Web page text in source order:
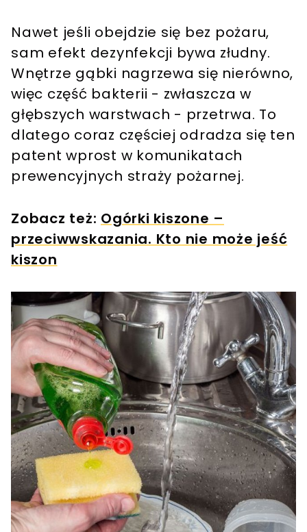
Nawet jeśli obejdzie się bez pożaru,
sam efekt dezynfekcji bywa złudny.
Wnętrze gąbki nagrzewa się nierówno,
więc część bakterii - zwłaszcza w
głębszych warstwach - przetrwa. To
dlatego coraz częściej odradza się ten
patent wprost w komunikatach
prewencyjnych straży pożarnej.
Zobacz też: Ogórki kiszone –
przeciwwskazania. Kto nie może jeść
kiszon